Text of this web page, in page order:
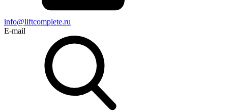
info@liftcomplete.ru
E-mail